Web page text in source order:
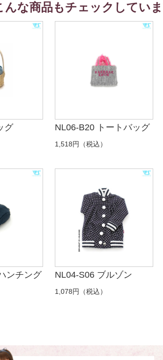
な商品もチェックしてい
グ NL06-B20 トートバッグ
1,518円（税込）
ンチング
NL04-S06 ブルゾン
1,078円（税込）